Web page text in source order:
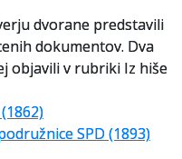
dvorane predstavili
dokumentov. Dva
objavili v rubriki Iz hiše
SPD (1893)